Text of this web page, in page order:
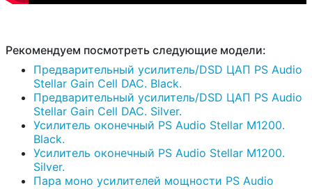
Рекомендуем посмотреть следующие модели:
Предварительный усилитель/DSD ЦАП PS Audio
Stellar Gain Cell DAC. Black.
Предварительный усилитель/DSD ЦАП PS Audio
Stellar Gain Cell DAC. Silver.
Усилитель оконечный PS Audio Stellar M1200.
Black.
Усилитель оконечный PS Audio Stellar M1200.
Silver.
Пара моно усилителей мощности PS Audio